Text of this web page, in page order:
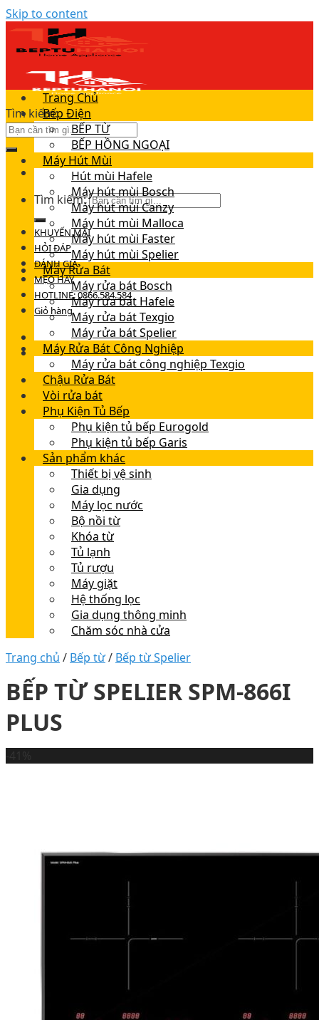
Skip to content
Tìm kiếm:
Tìm kiếm:
KHUYẾN MÃI
HỎI ĐÁP
ĐÁNH GIÁ
MẸO HAY
HOTLINE: 0866.584.584
Giỏ hàng
Trang Chủ
Bếp Điện
BẾP TỪ
BẾP HỒNG NGOẠI
Máy Hút Mùi
Hút mùi Hafele
Máy hút mùi Bosch
Máy hút mùi Canzy
Máy hút mùi Malloca
Máy hút mùi Faster
Máy hút mùi Spelier
Máy Rửa Bát
Máy rửa bát Bosch
Máy rửa bát Hafele
Máy rửa bát Texgio
Máy rửa bát Spelier
Máy Rửa Bát Công Nghiệp
Máy rửa bát công nghiệp Texgio
Chậu Rửa Bát
Vòi rửa bát
Phụ Kiện Tủ Bếp
Phụ kiện tủ bếp Eurogold
Phụ kiện tủ bếp Garis
Sản phẩm khác
Thiết bị vệ sinh
Gia dụng
Máy lọc nước
Bộ nồi từ
Khóa từ
Tủ lạnh
Tủ rượu
Máy giặt
Hệ thống lọc
Gia dụng thông minh
Chăm sóc nhà cửa
Trang chủ / Bếp từ/ Bếp từ Spelier
BẾP TỪ SPELIER SPM-866I
PLUS